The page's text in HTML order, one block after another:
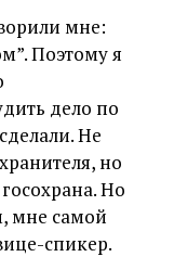
мне:
Поэтому я
дело по
Не
но
Но
мне самой
спикер.